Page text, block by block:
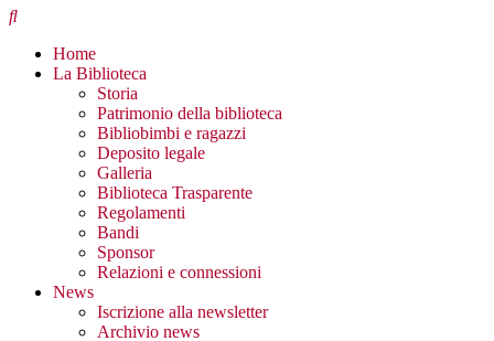
Home
La Biblioteca
Storia
Patrimonio della biblioteca
Bibliobimbi e ragazzi
Deposito legale
Galleria
Biblioteca Trasparente
Regolamenti
Bandi
Sponsor
Relazioni e connessioni
News
Iscrizione alla newsletter
Archivio news